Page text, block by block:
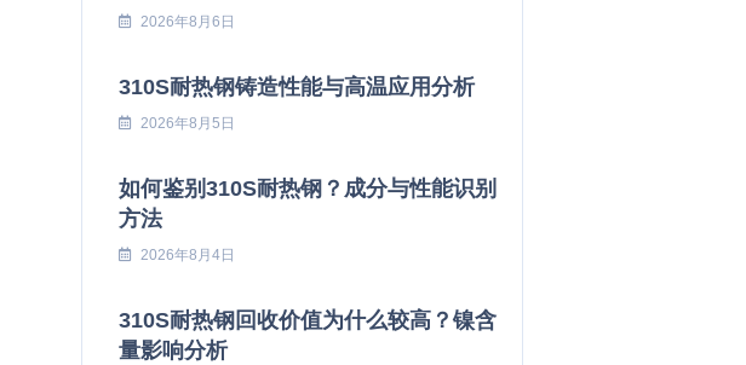
2026年8月6日
310S耐热钢铸造性能与高温应用分析
2026年8月5日
如何鉴别310S耐热钢？成分与性能识别
方法
2026年8月4日
310S耐热钢回收价值为什么较高？镍含
量影响分析